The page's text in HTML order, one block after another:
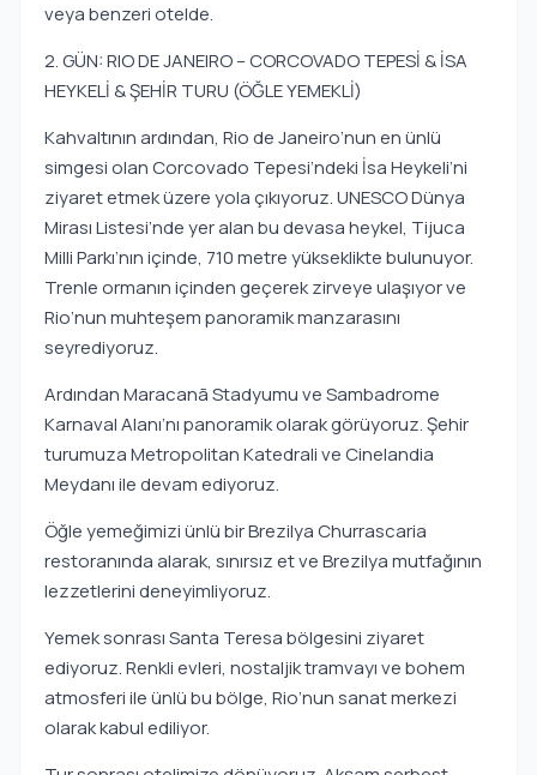
veya benzeri otelde.
2. GÜN: RIO DE JANEIRO – CORCOVADO TEPESİ & İSA
HEYKELİ & ŞEHİR TURU (ÖĞLE YEMEKLİ)
Kahvaltının ardından, Rio de Janeiro’nun en ünlü
simgesi olan Corcovado Tepesi’ndeki İsa Heykeli’ni
ziyaret etmek üzere yola çıkıyoruz. UNESCO Dünya
Mirası Listesi’nde yer alan bu devasa heykel, Tijuca
Milli Parkı’nın içinde, 710 metre yükseklikte bulunuyor.
Trenle ormanın içinden geçerek zirveye ulaşıyor ve
Rio’nun muhteşem panoramik manzarasını
seyrediyoruz.
Ardından Maracanã Stadyumu ve Sambadrome
Karnaval Alanı’nı panoramik olarak görüyoruz. Şehir
turumuza Metropolitan Katedrali ve Cinelandia
Meydanı ile devam ediyoruz.
Öğle yemeğimizi ünlü bir Brezilya Churrascaria
restoranında alarak, sınırsız et ve Brezilya mutfağının
lezzetlerini deneyimliyoruz.
Yemek sonrası Santa Teresa bölgesini ziyaret
ediyoruz. Renkli evleri, nostaljik tramvayı ve bohem
atmosferi ile ünlü bu bölge, Rio’nun sanat merkezi
olarak kabul ediliyor.